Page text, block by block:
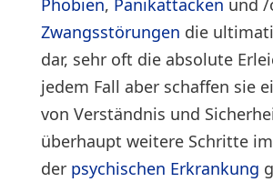
Phobien, Panikattacken und
Zwangsstörungen die
dar, sehr oft die absolute
jedem Fall aber schaffen sie
von Verständnis und
überhaupt weitere Schritte
der psychischen Erkrankung